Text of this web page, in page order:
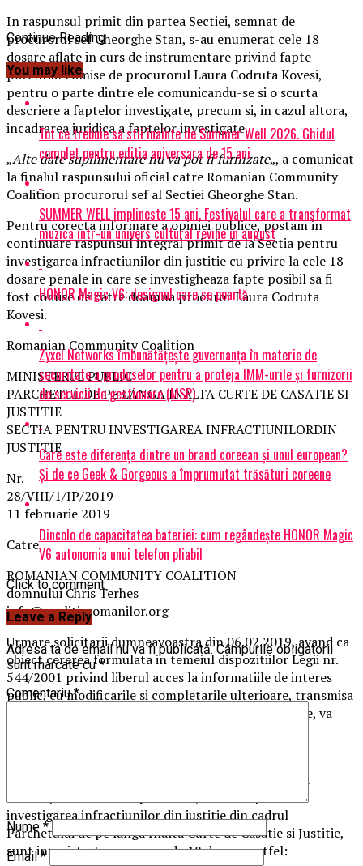
In raspunsul primit din partea Sectiei, semnat de
procurorul sef Gheorghe Stan, s-au enumerat cele 18
dosare aflate in curs de instrumentare privind fapte
potential comise de procurorul Laura Codruta Kovesi,
pentru o parte dintre ele comunicandu-se si o scurta
descriere a faptelor investigate, precum si, in cazul altora,
incadrarea juridica a faptelor investigate.
„Alte date suplimentare nu va pot fi furnizate„, a comunicat
la finalul raspunsului oficial catre Romanian Community
Coalition procurorul sef al Sectiei Gheorghe Stan.
Pentru corecta informare a opiniei publice, postam in
continuare raspunsul integral primit de la Sectia pentru
investigarea infractiunilor din justitie cu privire la cele 18
dosare penale in care se investigheaza fapte posibil sa fi
fost comise de catre doamna procuror Laura Codruta
Kovesi.
Romanian Community Coalition
MINISTERUL PUBLIC
PARCHETUL DE PE LANGA INALTA CURTE DE CASATIE SI
JUSTITIE
SECTIA PENTRU INVESTIGAREA INFRACTIUNILORDIN
JUSTITIE
Nr.
28/VIII/1/IP/
11 februarie 2019
Catre,
ROMANIAN COMMUNITY COALITION
domnului Chris Terhes
info@coalitiaromanilor.org
Urmare solicitarii dumneavoastra din 06.02.2019, avand ca
obiect cererea formulata in temeiul dispozitiilor Legii nr.
544/2001 privind liberul acces la informatiile de interes
public, cu modificarile si completarile ulterioare, transmisa
Sectiei pentru investigarea infractiunilor din justitie, va
respectiv doamna Laura Codruta
investigarea infractiunilor din justitie din cadrul
Parchetului de pe langa Inalta Curte de Casatie si Justitie,
sunt inregistrate un numar de 18 dosare, astfel:
Continue Reading
You may like
Tot ce trebuie sa stii inainte de Summer Well 2026. Ghidul
complet pentru editia aniversara de 15 ani
SUMMER WELL implineste 15 ani. Festivalul care a transformat
muzica intr-un univers cultural revine in august
HONOR Magic V6: designul care se poartă
Zyxel Networks îmbunătățește guvernanța în materie de
securitate a produselor pentru a proteja IMM-urile și furnizorii
de servicii de gestionare (MSP)
Care este diferența dintre un brand coreean și unul european?
Și de ce Geek & Gorgeous a împrumutat trăsături coreene
Dincolo de capacitatea bateriei: cum regândește HONOR Magic
V6 autonomia unui telefon pliabil
Click to comment
Leave a Reply
Adresa ta de email nu va fi publicată. Câmpurile obligatorii
sunt marcate cu*
Comentariu*
Nume *
Email*